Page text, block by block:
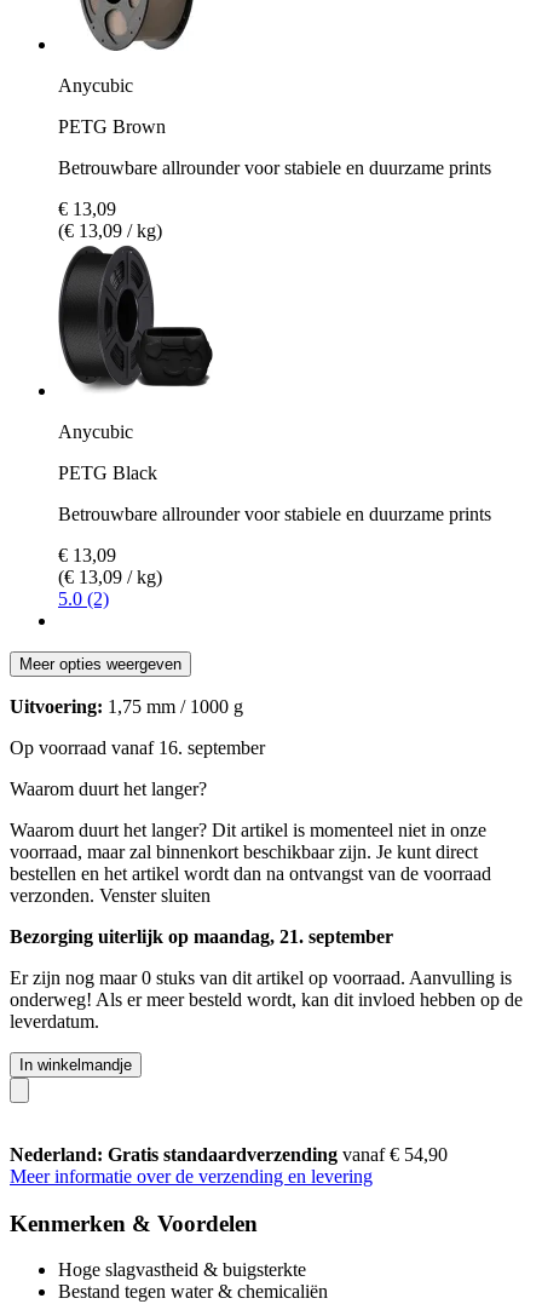
Anycubic
PETG Brown
Betrouwbare allrounder voor stabiele en duurzame prints
€ 13,09
(€ 13,09 / kg)
Anycubic
PETG Black
Betrouwbare allrounder voor stabiele en duurzame prints
€ 13,09
(€ 13,09 / kg)
5.0 (2)
Meer opties weergeven
Uitvoering: 1,75 mm / 1000 g
Op voorraad vanaf 16. september
Waarom duurt het langer?
Waarom duurt het langer? Dit artikel is momenteel niet in onze
voorraad, maar zal binnenkort beschikbaar zijn. Je kunt direct
bestellen en het artikel wordt dan na ontvangst van de voorraad
verzonden. Venster sluiten
Bezorging uiterlijk op maandag, 21. september
Er zijn nog maar 0 stuks van dit artikel op voorraad. Aanvulling is
onderweg! Als er meer besteld wordt, kan dit invloed hebben op de
leverdatum.
In winkelmandje
Nederland: Gratis standaardverzending vanaf € 54,90
Meer informatie over de verzending en levering
Kenmerken & Voordelen
Hoge slagvastheid & buigsterkte
Bestand tegen water & chemicaliën